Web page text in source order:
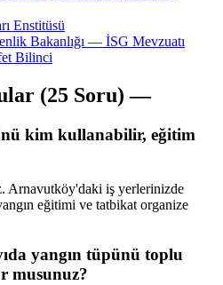
Enstitüsü
Bakanlığı — İSG Mevzuatı
Bilinci
(25 Soru) —
kim kullanabilir, eğitim
Arnavutköy'daki iş yerlerinizde
eğitimi ve tatbikat organize
yangın tüpünü toplu
musunuz?